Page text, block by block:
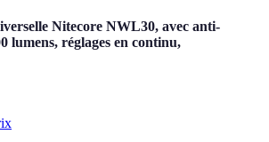
Nitecore NWL30, avec anti-
lumens, réglages en continu,